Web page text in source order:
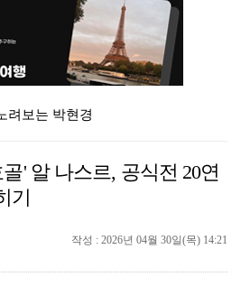
려보는 박현경
영2, 버디 성공
경, 가벼운 발걸음
' 알 나스르, 공식전 20연
기
작성 : 2026년 04월 30일(목) 14:21